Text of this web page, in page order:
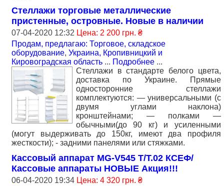
Стеллажи торговые металлические
пристенные, островные. Новые в наличии
07-04-2020 12:32 Цена: 2 200 грн. ₴
Продам, предлагаю: Торговое, складское
оборудование, Украина, Кропивницкий и
Кировоградская область ... Подробнее ...
Стеллажи в стандарте белого цвета,
доставка по Украине. Прямые
односторонние стеллажи
комплектуются: — универсальными (с
двумя углами наклона)
кронштейнами; — полками —
обычными(до 90 кг) и усиленными
(могут выдерживать до 150кг, имеют два профиля
жесткости); - задними панелями или стяжками.
Кассовый аппарат MG-V545 T/T.02 КСЕФ/
Кассовые аппараты НОВЫЕ Акция!!!
06-04-2020 19:34 Цена: 4 320 грн. ₴